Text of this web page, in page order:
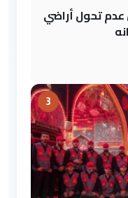
عدم تحول أراضي
3